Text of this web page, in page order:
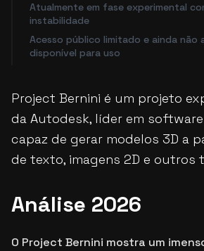
Atualmente em fase experimental
instabilidade
Acesso público limitado e ainda não
disponível para uso
Project Bernini é um projeto
da Autodesk, líder em
capaz de gerar modelos 3D a
de texto, imagens 2D e outros
Análise 2026
O Project Bernini mostra um